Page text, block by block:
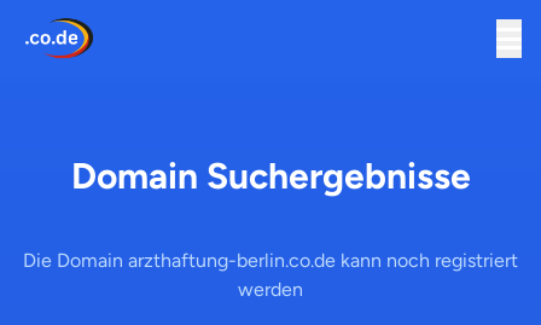
Domain Suchergebnisse
Die Domain arzthaftung-berlin.co.de kann noch registriert
werden